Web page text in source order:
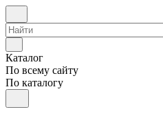
Каталог
По всему сайту
По каталогу